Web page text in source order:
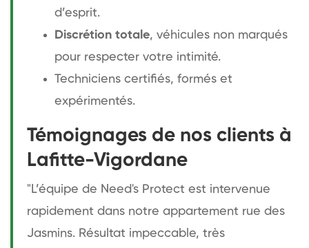
d’esprit.
Discrétion totale, véhicules non marqués
pour respecter votre intimité.
Techniciens certifiés, formés et
expérimentés.
Témoignages de nos clients à
Lafitte-Vigordane
"L’équipe de Need's Protect est intervenue
rapidement dans notre appartement rue des
Jasmins. Résultat impeccable, très